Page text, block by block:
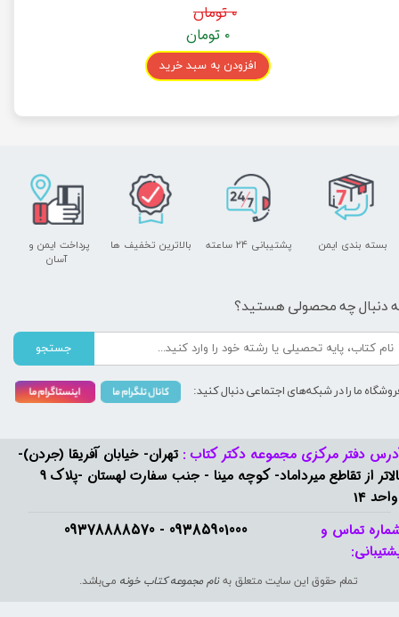
۰ تومان
۰ تومان
افزودن به سبد خرید
09385901000 - 09378888570​​​​​​​
دفتر مرکزی مجموعه دکتر کتاب : تهران- خیابان آفریقا (جردن)-
بالاتر از تقاطع میرداماد- کوچه مینا - جنب سفارت لهستان -پلاک 9
14
تمام حقوق این سایت متعلق بهنام مجموعه کتاب خونه می‌باشد.
تماس و
پشتیبانی ۲۴ ساعته
پرداخت ایمن و ​​​​​​​
آسان
بسته بندی ایمن بالاترین تخفیف ها
دنبال چه محصولی هستید؟
جستجو
ما را در شبکه‌های اجتماعی دنبال کنید: